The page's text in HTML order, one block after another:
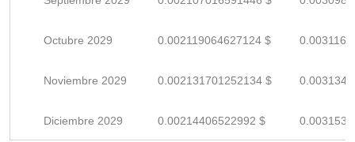
Octubre 2029 0.002119064627124 $
Noviembre 2029 0.002131701252134 $
Diciembre 2029 0.00214406522992 $